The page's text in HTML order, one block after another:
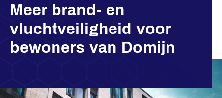
Meer brand- en
vluchtveiligheid voor
bewoners van Domijn